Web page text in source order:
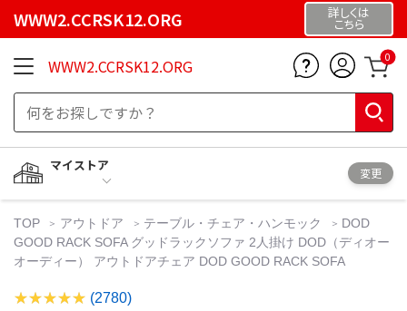
WWW2.CCRSK12.ORG 詳しくは
こちら
WWW2.CCRSK12.ORG 0
マイストア
変更
TOP アウトドア テーブル・チェア・ハンモック
DOD
GOOD RACK SOFA グッドラックソファ 2人掛け DOD（ディオー
オーディー） アウトドアチェア DOD GOOD RACK SOFA
(2780)